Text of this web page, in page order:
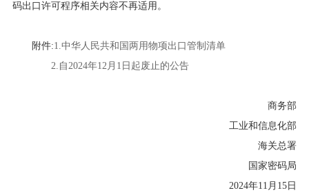
码出口许可程序相关内容不再适用。
附件:1.中华人民共和国两用物项出口管制清单
2.自2024年12月1日起废止的公告
商务部
工业和信息化部
海关总署
国家密码局
2024年11 月 15 日